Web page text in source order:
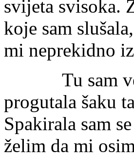
svijeta svisoka.
koje sam
mi neprekidno
Tu sam
progutala šaku
Spakirala sam
želim da mi